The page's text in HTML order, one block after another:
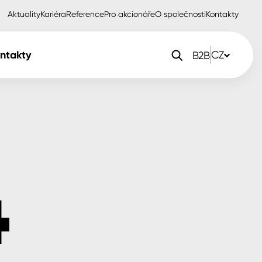
AktualityKariéraReferencePro akcionářeO společnostiKontakty
B2BCZ